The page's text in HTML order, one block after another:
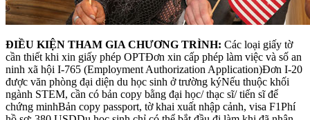
ĐIỀU KIỆN THAM GIA CHƯƠNG TRÌNH: Các loại giấy tờ
cần thiết khi xin giấy phép OPTĐơn xin cấp phép làm việc và số an
ninh xã hội I-765 (Employment Authorization Application)Đơn I-20
được văn phòng đại diện du học sinh ở trường kýNếu thuộc khối
ngành STEM, cần có bản copy bằng đại học/ thạc sĩ/ tiến sĩ để
chứng minhBản copy passport, tờ khai xuất nhập cảnh, visa F1Phí